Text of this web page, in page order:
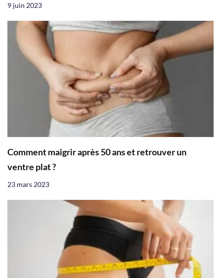
9 juin 2023
Comment maigrir après 50 ans et retrouver un
ventre plat ?
23 mars 2023